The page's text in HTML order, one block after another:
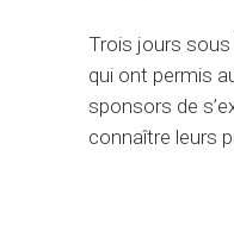
Trois jours sous
qui ont permis
sponsors de
connaître leurs